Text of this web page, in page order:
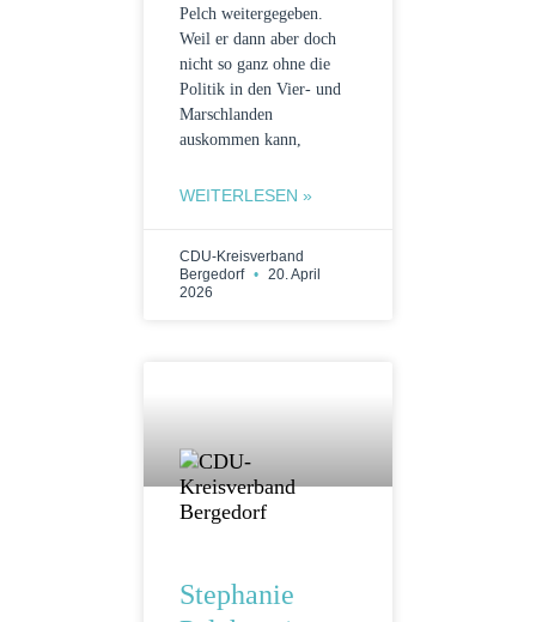
Pelch weitergegeben.
Weil er dann aber doch
nicht so ganz ohne die
Politik in den Vier- und
Marschlanden
auskommen kann,
WEITERLESEN »
CDU-Kreisverband
Bergedorf
20. April
2026
Stephanie